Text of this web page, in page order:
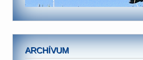
ARCHÍVUM